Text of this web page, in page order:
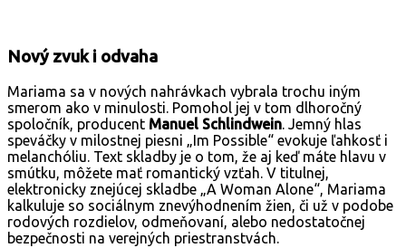
Nový zvuk i odvaha
Mariama sa v nových nahrávkach vybrala trochu iným
smerom ako v minulosti. Pomohol jej v tom dlhoročný
spoločník, producent Manuel Schlindwein. Jemný hlas
speváčky v milostnej piesni „Im Possible“ evokuje ľahkosť i
melanchóliu. Text skladby je o tom, že aj keď máte hlavu v
smútku, môžete mať romantický vzťah. V titulnej,
elektronicky znejúcej skladbe „A Woman Alone“, Mariama
kalkuluje so sociálnym znevýhodnením žien, či už v podobe
rodových rozdielov, odmeňovaní, alebo nedostatočnej
bezpečnosti na verejných priestranstvách.